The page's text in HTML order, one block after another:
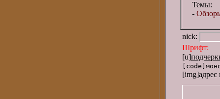
Темы:
-
nick:
Шрифт:
[u]